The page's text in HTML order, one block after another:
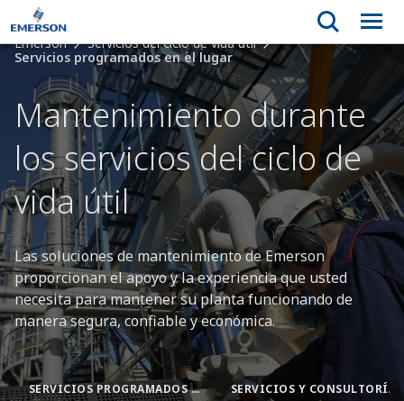
Emerson
Servicios del ciclo de vida útil
Servicios programados en el lugar
Mantenimiento durante
los servicios del ciclo de
vida útil
Las soluciones de mantenimiento de Emerson
proporcionan el apoyo y la experiencia que usted
necesita para mantener su planta funcionando de
manera segura, confiable y económica.
SERVICIOS PROGRAMADOS EN EL LUGAR SERVICIOS Y CONSULTORÍA